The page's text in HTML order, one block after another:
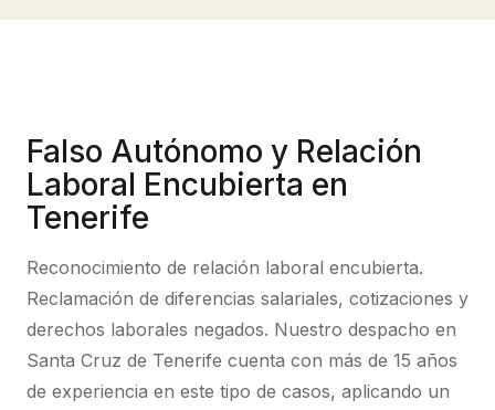
Falso Autónomo y Relación
Laboral Encubierta en
Tenerife
Reconocimiento de relación laboral encubierta.
Reclamación de diferencias salariales, cotizaciones y
derechos laborales negados. Nuestro despacho en
Santa Cruz de Tenerife cuenta con más de 15 años
de experiencia en este tipo de casos, aplicando un